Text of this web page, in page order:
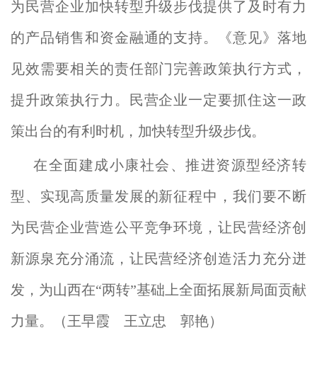
为民营企业加快转型升级步伐提供了及时有力
的产品销售和资金融通的支持。《意见》落地
见效需要相关的责任部门完善政策执行方式，
提升政策执行力。民营企业一定要抓住这一政
策出台的有利时机，加快转型升级步伐。
在全面建成小康社会、推进资源型经济转
型、实现高质量发展的新征程中，我们要不断
为民营企业营造公平竞争环境，让民营经济创
新源泉充分涌流，让民营经济创造活力充分迸
发，为山西在“两转”基础上全面拓展新局面贡献
力量。（王早霞 王立忠 郭艳）